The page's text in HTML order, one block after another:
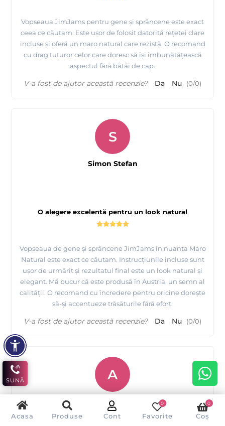
Acasa Produse Cont Favorite
0
Coș
0
Vopseaua JimJams pentru gene și sprâncene este exact
ceea ce căutam. Este ușor de folosit datorită rețetei clare
incluse și oferă un maro natural care rezistă. O recomand
cu drag tuturor celor care doresc să își îmbunătățească
aspectul fără bătăi de cap.
V-a fost de ajutor această recenzie? Da Nu (0/0)
O alegere excelentă pentru un look natural
Vopseaua de gene și sprâncene JimJams în nuanța Maro
Natural este exact ce căutam. Instrucțiunile incluse sunt
ușor de urmărit și rezultatul final este un look natural și
elegant. Mă bucur că este produsă în Austria, un semn al
calității. O recomand cu încredere pentru oricine dorește
să-și accentueze trăsăturile fără efort.
S
Simon Stefan
V-a fost de ajutor această recenzie? Da Nu (0/0)
A
Andra Chifor
SUNĂ